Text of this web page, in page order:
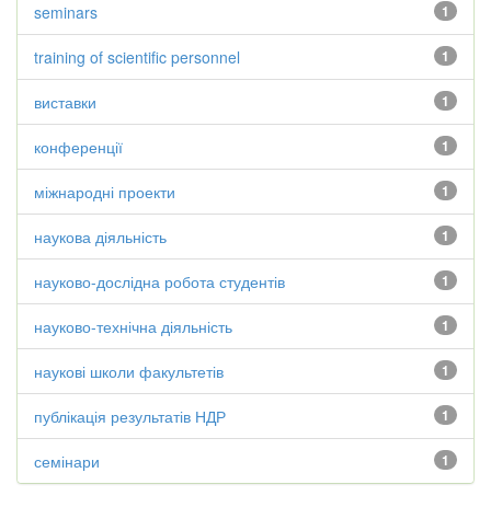
1
seminars
1
training of scientific personnel
1
виставки
1
конференції
1
міжнародні проекти
1
наукова діяльність
1
науково-дослідна робота студентів
1
науково-технічна діяльність
1
наукові школи факультетів
1
публікація результатів НДР
1
семінари